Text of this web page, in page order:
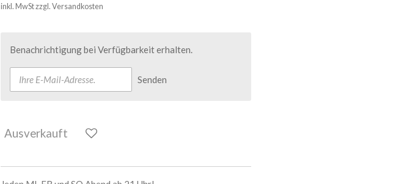
inkl. MwSt zzgl. Versandkosten
Benachrichtigung bei Verfügbarkeit erhalten.
Senden
Ausverkauft